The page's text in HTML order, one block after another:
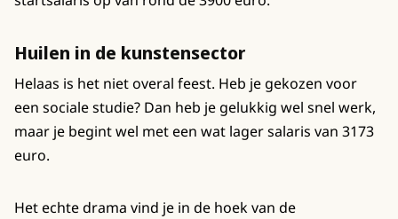
Huilen in de kunstensector
Helaas is het niet overal feest. Heb je gekozen voor
een sociale studie? Dan heb je gelukkig wel snel werk,
maar je begint wel met een wat lager salaris van 3173
euro.
Het echte drama vind je in de hoek van de